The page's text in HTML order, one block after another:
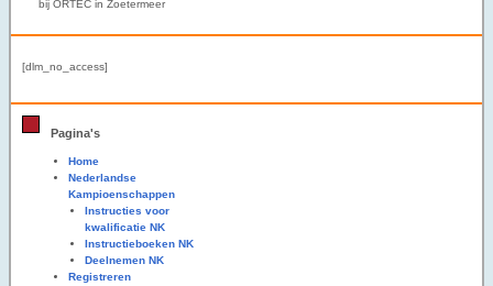
bij ORTEC in Zoetermeer
[dlm_no_access]
Pagina's
Home
Nederlandse
Kampioenschappen
Instructies voor
kwalificatie NK
Instructieboeken NK
Deelnemen NK
Registreren